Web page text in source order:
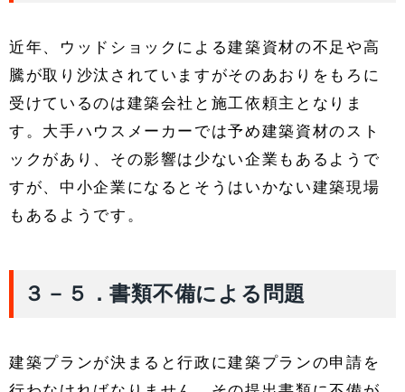
近年、ウッドショックによる建築資材の不足や高
騰が取り沙汰されていますがそのあおりをもろに
受けているのは建築会社と施工依頼主となりま
す。大手ハウスメーカーでは予め建築資材のスト
ックがあり、その影響は少ない企業もあるようで
すが、中小企業になるとそうはいかない建築現場
もあるようです。
３－５．書類不備による問題
建築プランが決まると行政に建築プランの申請を